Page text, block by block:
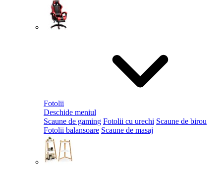
Fotolii
Deschide meniul
Scaune de gaming Fotolii cu urechi Scaune de birou
Fotolii balansoare Scaune de masaj